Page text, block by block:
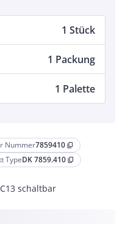
Nummer7859410 content_copy
TypeDK 7859.410 content_copy
schaltbar
1 Stück
1 Packung
1 Palette